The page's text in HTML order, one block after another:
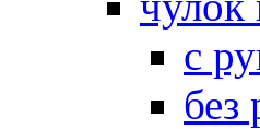
с
без